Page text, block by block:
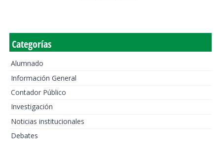
Categorías
Alumnado
Información General
Contador Público
Investigación
Noticias institucionales
Debates